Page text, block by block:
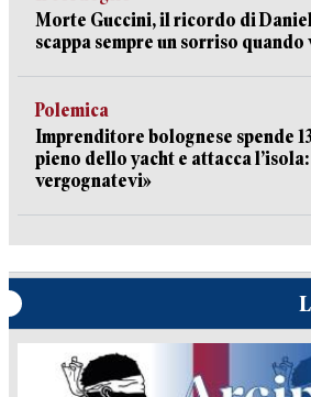
Morte Guccini, il ricordo di
scappa sempre un sorriso
Polemica
Imprenditore bolognese spende
pieno dello yacht e attacca
vergognatevi»